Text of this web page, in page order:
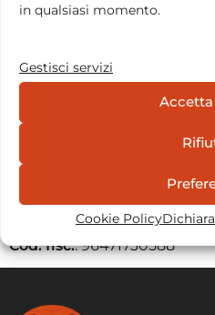
in qualsiasi momento.
Gestisci servizi
Cookie Policy
Fondazione Barba Varley
Fondazione Barba Varley
Cod. fisc.: 96471730588